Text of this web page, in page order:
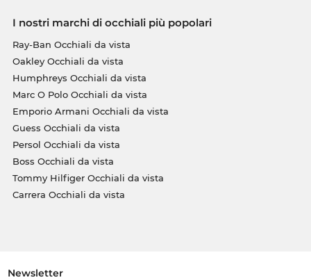
I nostri marchi di occhiali più popolari
Ray-Ban Occhiali da vista
Oakley Occhiali da vista
Humphreys Occhiali da vista
Marc O Polo Occhiali da vista
Emporio Armani Occhiali da vista
Guess Occhiali da vista
Persol Occhiali da vista
Boss Occhiali da vista
Tommy Hilfiger Occhiali da vista
Carrera Occhiali da vista
Newsletter